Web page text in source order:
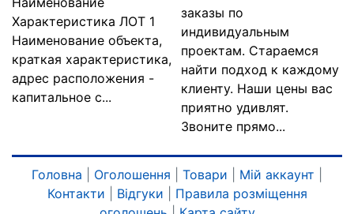
Характеристика ЛОТ 1
Наименование объекта,
краткая характеристика,
адрес расположения -
капитальное с...
заказы по
индивидуальным
проектам. Стараемся
найти подход к каждому
клиенту. Наши цены вас
приятно удивлят.
Звоните прямо...
Головна Оголошення Товари Мій аккаунт
Контакти
Відгуки
Правила розміщення